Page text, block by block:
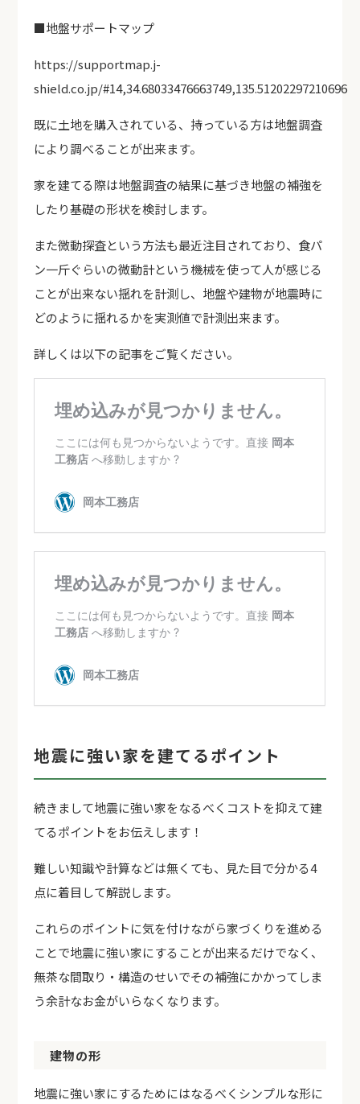
■地盤サポートマップ
https://supportmap.j-
shield.co.jp/#14,34.68033476663749,135.51202297210696
既に土地を購入されている、持っている方は地盤調査
により調べることが出来ます。
家を建てる際は地盤調査の結果に基づき地盤の補強を
したり基礎の形状を検討します。
また微動探査という方法も最近注目されており、食パ
ン一斤ぐらいの微動計という機械を使って人が感じる
ことが出来ない揺れを計測し、地盤や建物が地震時に
どのように揺れるかを実測値で計測出来ます。
詳しくは以下の記事をご覧ください。
地震に強い家を建てるポイント
続きまして地震に強い家をなるべくコストを抑えて建
てるポイントをお伝えします！
難しい知識や計算などは無くても、見た目で分かる4
点に着目して解説します。
これらのポイントに気を付けながら家づくりを進める
ことで地震に強い家にすることが出来るだけでなく、
無茶な間取り・構造のせいでその補強にかかってしま
う余計なお金がいらなくなります。
建物の形
地震に強い家にするためにはなるべくシンプルな形に